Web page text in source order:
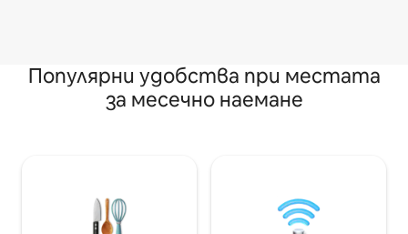
Популярни удобства при местата
за месечно наемане